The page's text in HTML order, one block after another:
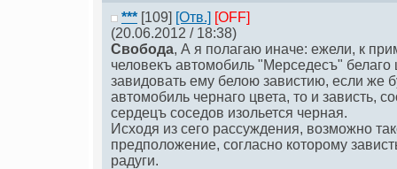
*** [109] [Отв.] [OFF]
(20.06.2012 / 18:38)
Свобода, А я полагаю иначе: ежели, к
человекъ автомобиль "Мерседесъ" белаго
завидовать ему белою завистию, если же
автомобиль чернаго цвета, то и зависть,
сердецъ соседов изольется черная.
Исходя из сего рассуждения, возможно
предположение, согласно которому
радуги.